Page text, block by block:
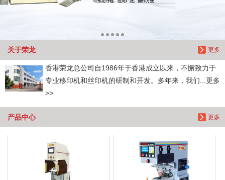
更多
关于荣龙
香港荣龙总公司自1986年于香港成立以来，不懈致力于
专业移印机和丝印机的研制和开发。多年来，我们...更多
>>
更多
产品中心